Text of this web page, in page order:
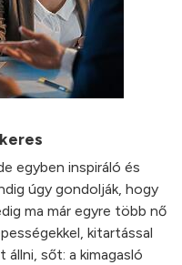
egyben inspiráló és
úgy gondolják, hogy
ma már egyre több nő
kitartással
sőt: a kimagasló